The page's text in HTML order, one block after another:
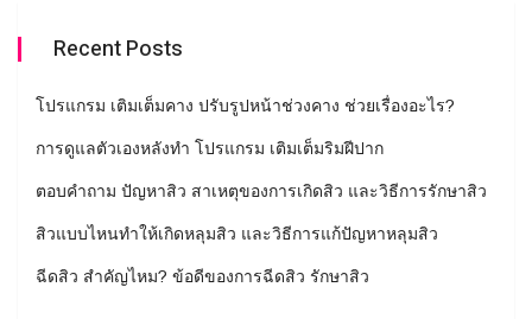
Recent Posts
โปรแกรม เติมเต็มคาง ปรับรูปหน้าช่วงคาง ช่วยเรื่องอะไร?
การดูแลตัวเองหลังทำ โปรแกรม เติมเต็มริมฝีปาก
ตอบคำถาม ปัญหาสิว สาเหตุของการเกิดสิว และวิธีการรักษาสิว
สิวแบบไหนทำให้เกิดหลุมสิว และวิธีการแก้ปัญหาหลุมสิว
ฉีดสิว สำคัญไหม? ข้อดีของการฉีดสิว รักษาสิว